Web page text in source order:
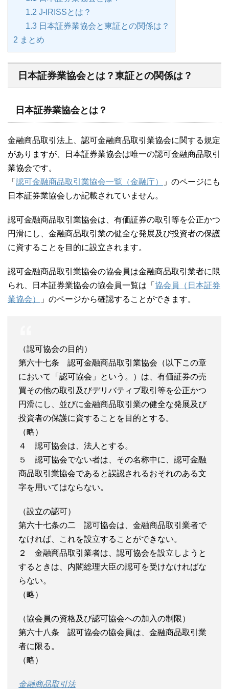
1.2 J-IRISSとは？
1.3 日本証券業協会と東証との関係は？
2 まとめ
日本証券業協会とは？東証との関係は？
日本証券業協会とは？
金融商品取引法上、認可金融商品取引業協会に関する規定
がありますが、日本証券業協会は唯一の認可金融商品取引
業協会です。
「 認可金融商品取引業協会一覧（金融庁）
」のページにも
日本証券業協会しか記載されていません。
認可金融商品取引業協会は、有価証券の取引等を公正かつ
円滑にし、金融商品取引業の健全な発展及び投資者の保護
に資することを目的に設立されます。
認可金融商品取引業協会の協会員は金融商品取引業者に限
られ、日本証券業協会の協会員一覧は「 協会員（日本証券
業協会）
」のページから確認することができます。
（認可協会の目的）
第六十七条 認可金融商品取引業協会（以下この章
において「認可協会」という。）は、有価証券の売
買その他の取引及びデリバティブ取引等を公正かつ
円滑にし、並びに金融商品取引業の健全な発展及び
投資者の保護に資することを目的とする。
（略）
４ 認可協会は、法人とする。
５ 認可協会でない者は、その名称中に、認可金融
商品取引業協会であると誤認されるおそれのある文
字を用いてはならない。
（設立の認可）
第六十七条の二 認可協会は、金融商品取引業者で
なければ、これを設立することができない。
２ 金融商品取引業者は、認可協会を設立しようと
するときは、内閣総理大臣の認可を受けなければな
らない。
（略）
（協会員の資格及び認可協会への加入の制限）
第六十八条 認可協会の協会員は、金融商品取引業
者に限る。
（略）
金融商品取引法